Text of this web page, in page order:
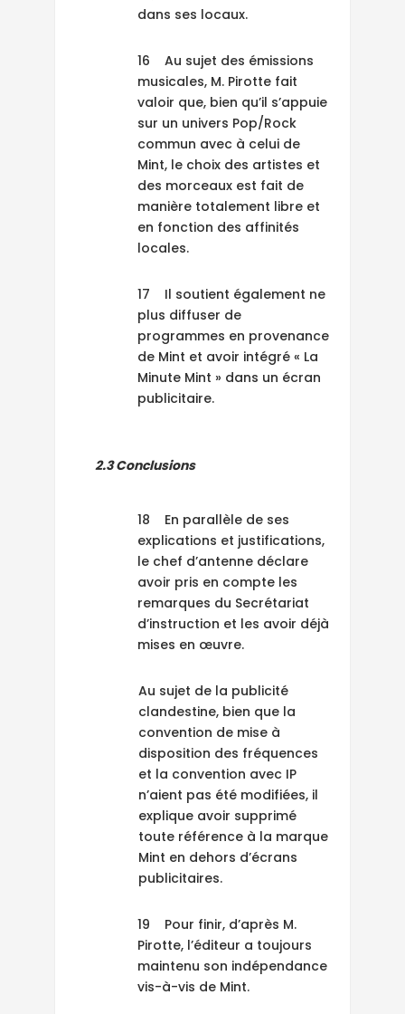
dans ses locaux.
16 Au sujet des émissions
musicales, M. Pirotte fait
valoir que, bien qu’il s’appuie
sur un univers Pop/Rock
commun avec à celui de
Mint, le choix des artistes et
des morceaux est fait de
manière totalement libre et
en fonction des affinités
locales.
17 Il soutient également ne
plus diffuser de
programmes en provenance
de Mint et avoir intégré « La
Minute Mint » dans un écran
publicitaire.
2.3 Conclusions
18 En parallèle de ses
explications et justifications,
le chef d’antenne déclare
avoir pris en compte les
remarques du Secrétariat
d’instruction et les avoir déjà
mises en œuvre.
Au sujet de la publicité
clandestine, bien que la
convention de mise à
disposition des fréquences
et la convention avec IP
n’aient pas été modifiées, il
explique avoir supprimé
toute référence à la marque
Mint en dehors d’écrans
publicitaires.
19 Pour finir, d’après M.
Pirotte, l’éditeur a toujours
maintenu son indépendance
vis-à-vis de Mint.